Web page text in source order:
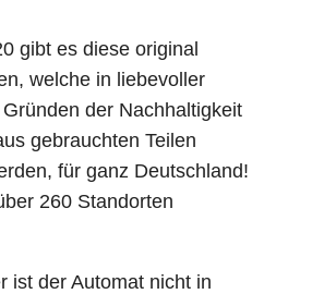
gibt es diese original
welche in liebevoller
der Nachhaltigkeit
gebrauchten Teilen
für ganz Deutschland!
260 Standorten
ist der Automat nicht in